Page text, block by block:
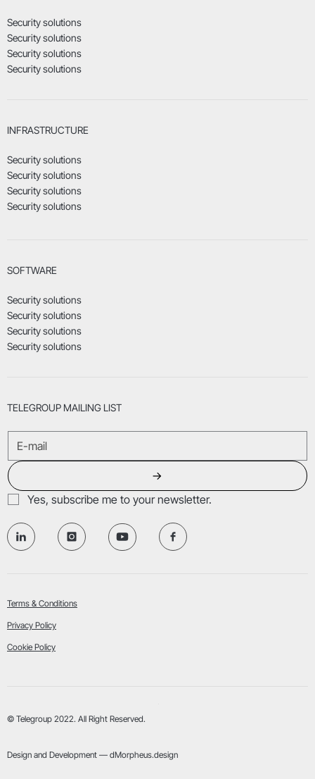
Security solutions
Security solutions
Security solutions
Security solutions
INFRASTRUCTURE
Security solutions
Security solutions
Security solutions
Security solutions
SOFTWARE
Security solutions
Security solutions
Security solutions
Security solutions
TELEGROUP MAILING LIST
→
Yes, subscribe me to your newsletter.
© Telegroup 2022. All Right Reserved.
Terms & Conditions
Privacy Policy
Cookie Policy
Design and Development — dMorpheus.design